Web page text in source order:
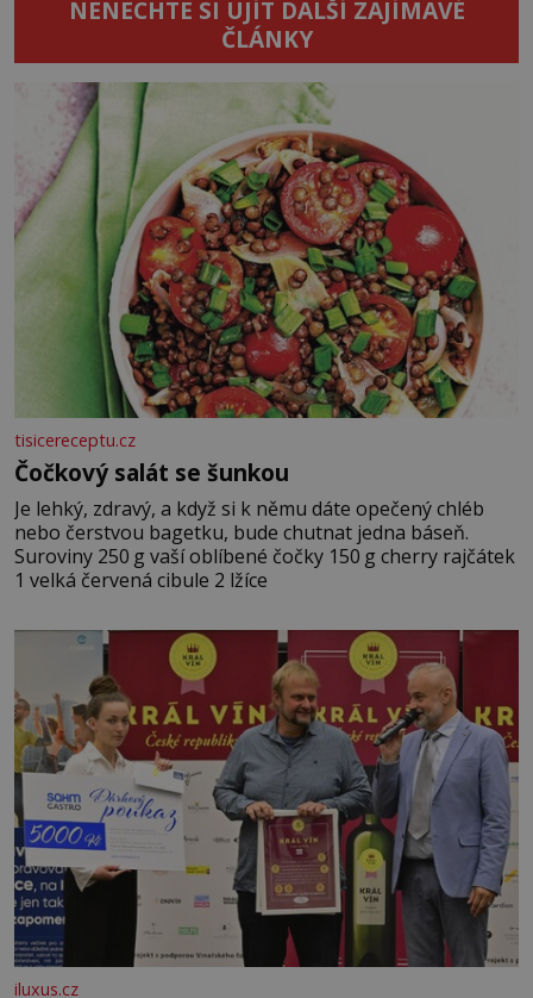
NENECHTE SI UJÍT DALŠÍ ZAJÍMAVÉ
ČLÁNKY
tisicereceptu.cz
Čočkový salát se šunkou
Je lehký, zdravý, a když si k němu dáte opečený chléb
nebo čerstvou bagetku, bude chutnat jedna báseň.
Suroviny 250 g vaší oblíbené čočky 150 g cherry rajčátek
1 velká červená cibule 2 lžíce
iluxus.cz